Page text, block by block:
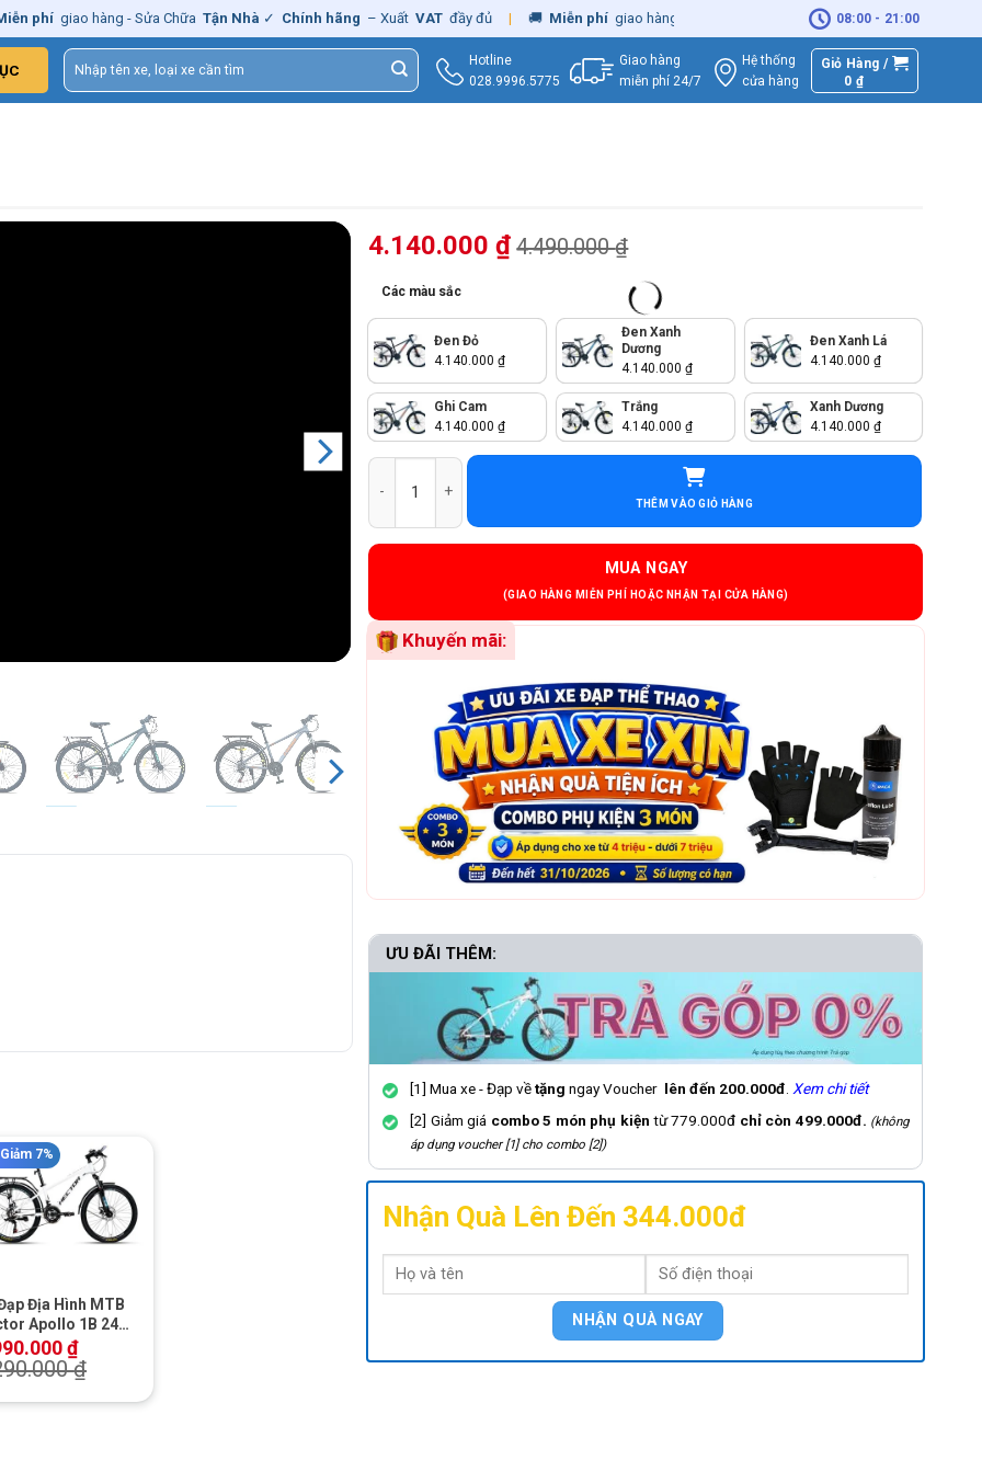
giao hàng - Sửa Chữa Tận Nhà ✓ Chính hãng – Xuất VAT đầy đủ | 🚚 Miễn phí giao hàng - Sửa Chữa 08:00 - 21:00
Tìm
kiếm:
Hotline
028.9996.5775
Giao hàng
miễn phí 24/7
Hệ thống
cửa hàng
Giỏ Hàng /
0₫
Giảm 7%
Địa Hình MTB
Apollo 1B 24
₫
₫
4.140.000₫ 4.490.000₫
Các màu sắc
Đen Đỏ
4.140.000 ₫
Đen Xanh
Dương
4.140.000₫
Đen Xanh Lá
4.140.000 ₫
Ghi Cam
4.140.000 ₫
Trắng
4.140.000₫
Xanh Dương
4.140.000 ₫
Xe Đạp Địa Hình MTB Fornix KM26 26 Inch số lượng
THÊM VÀO GIỎ HÀNG
MUA NGAY
Khuyến mãi:
ƯU ĐÃI THÊM:
[1] Mua xe - Đạp vềtặngngay Voucher lên đến 200.000đ Xem chi tiết
[2] Giảm giá combo 5 món phụ kiện từ 779.000đ chỉ còn 499.000đ. (không
áp dụng voucher [1] cho combo [2])
Nhận Quà Lên Đến 344.000đ